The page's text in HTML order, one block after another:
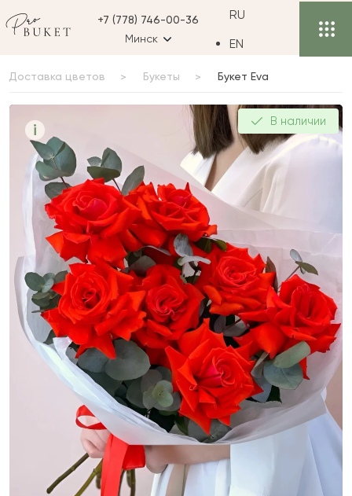
+7 (778) 746-00-36
Минск
RU
EN
Доставка цветов Букеты Букет Eva
i Букет Eva В наличии